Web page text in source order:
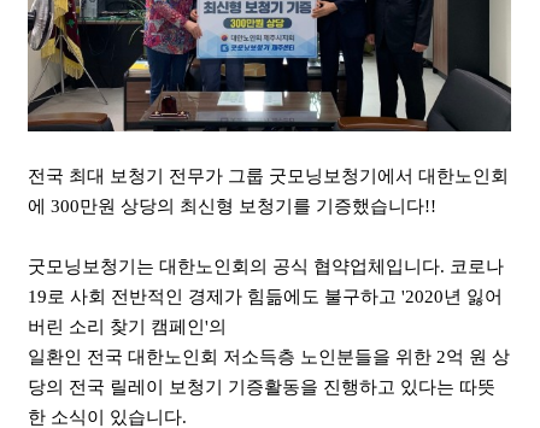
전국 최대 보청기 전무가 그룹 굿모닝보청기에서 대한노인회
에 300만원 상당의 최신형 보청기를 기증했습니다!!
굿모닝보청기는 대한노인회의 공식 협약업체입니다. 코로나
19로 사회 전반적인 경제가 힘듦에도 불구하고 '2020년 잃어
버린 소리 찾기 캠페인'의
일환인 전국 대한노인회 저소득층 노인분들을 위한 2억 원 상
당의 전국 릴레이 보청기 기증활동을 진행하고 있다는 따뜻
한 소식이 있습니다.